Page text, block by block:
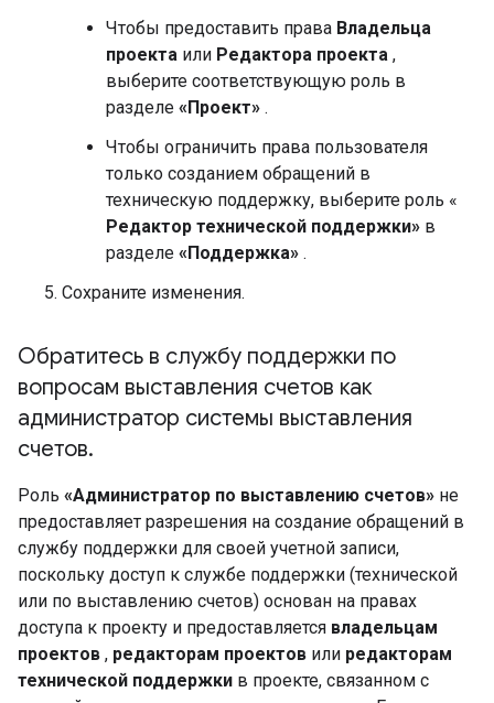
Чтобы предоставить права Владельца
проекта или Редактора проекта ,
выберите соответствующую роль в
разделе «Проект» .
Чтобы ограничить права пользователя
только созданием обращений в
техническую поддержку, выберите роль «
Редактор технической поддержки» в
разделе «Поддержка» .
Сохраните изменения.
Обратитесь в службу поддержки по
вопросам выставления счетов как
администратор системы выставления
счетов.
Роль «Администратор по выставлению счетов» не
предоставляет разрешения на создание обращений в
службу поддержки для своей учетной записи,
поскольку доступ к службе поддержки (технической
или по выставлению счетов) основан на правах
доступа к проекту и предоставляется владельцам
проектов , редакторам проектов или редакторам
технической поддержки в проекте, связанном с